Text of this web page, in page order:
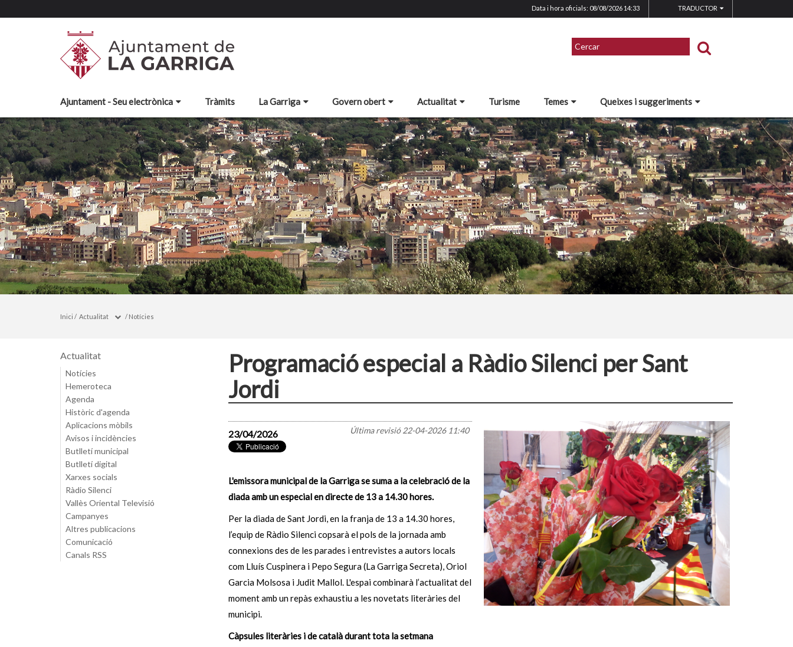
Data i hora oficials: 08/08/2026 14:33 TRADUCTOR
Ajuntament - Seu electrònica Tràmits La Garriga Govern obert Actualitat Turisme Temes Queixes i suggeriments
Inici / Actualitat / Notícies
Actualitat
Notícies
Hemeroteca
Agenda
Històric d'agenda
Aplicacions mòbils
Avisos i incidències
Butlletí municipal
Butlletí digital
Xarxes socials
Ràdio Silenci
Vallès Oriental Televisió
Campanyes
Altres publicacions
Comunicació
Canals RSS
Programació especial a Ràdio Silenci per Sant
Jordi
Última revisió22-04-2026 11:40
23/04/2026
L'emissora municipal de la Garriga se suma a la celebració de la
diada amb un especial en directe de 13 a 14.30 hores.
Per la diada de Sant Jordi, en la franja de 13 a 14.30 hores,
l’equip de Ràdio Silenci copsarà el pols de la jornada amb
connexions des de les parades i entrevistes a autors locals
com Lluís Cuspinera i Pepo Segura (La Garriga Secreta), Oriol
Garcia Molsosa i Judit Mallol. L'espai combinarà l’actualitat del
moment amb un repàs exhaustiu a les novetats literàries del
municipi.
Càpsules literàries i de català durant tota la setmana